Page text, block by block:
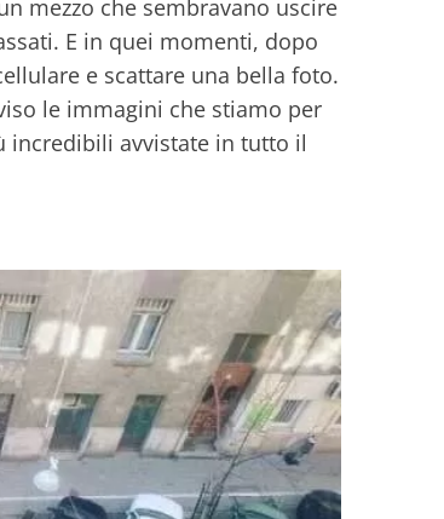
mezzo che sembravano uscire
E in quei momenti, dopo
e scattare una bella foto.
le immagini che stiamo per
incredibili avvistate in tutto il